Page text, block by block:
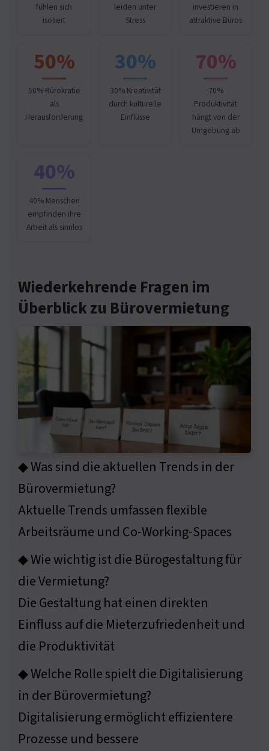
fühlen sich
isoliert
leiden unter
Stress
investieren in
attraktive Büros
50%
50% Bürokratie
als
Herausforderung
30%
30% Kreativität
durch kulturelle
Einflüsse
70%
70%
Produktivität
hängt von der
Umgebung ab
40%
40% Menschen
empfinden ihre
Arbeit als sinnlos
Wiederkehrende Fragen im
Überblick zu Bürovermietung
◆ Was sind die aktuellen Trends in der
Bürovermietung?
Aktuelle Trends umfassen flexible
Arbeitsräume und Co-Working-Spaces
◆ Wie wichtig ist die Bürogestaltung für
die Vermietung?
Die Gestaltung hat einen direkten
Einfluss auf die Mieterzufriedenheit und
die Produktivität
◆ Welche Rolle spielt die Digitalisierung
in der Bürovermietung?
Digitalisierung ermöglicht effizientere
Prozesse und bessere